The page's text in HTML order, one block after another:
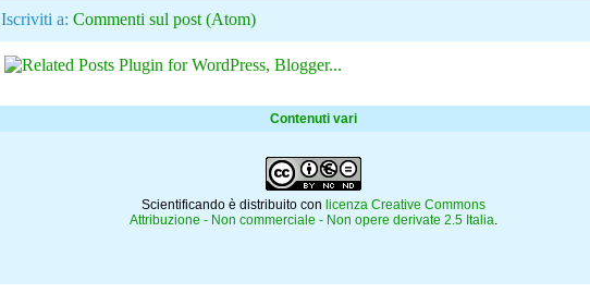
Iscriviti a: Commenti sul post (Atom)
Contenuti vari
Scientificando è distribuito con licenza Creative Commons
Attribuzione - Non commerciale - Non opere derivate 2.5 Italia.